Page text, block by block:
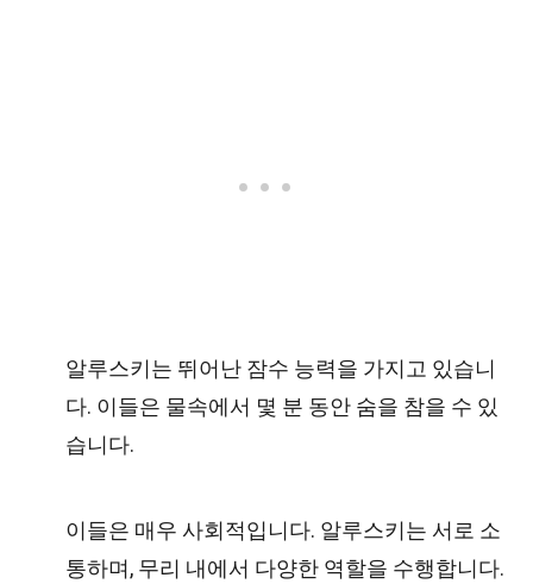
알루스키는 뛰어난 잠수 능력을 가지고 있습니
다. 이들은 물속에서 몇 분 동안 숨을 참을 수 있
습니다.
이들은 매우 사회적입니다. 알루스키는 서로 소
통하며, 무리 내에서 다양한 역할을 수행합니다.